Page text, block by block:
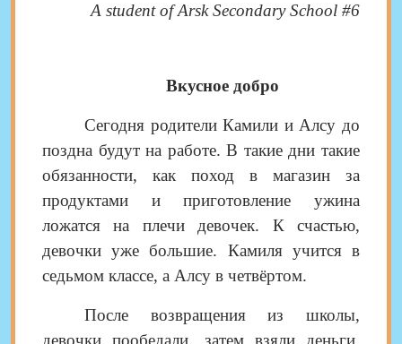
A student of Arsk Secondary School #6
Вкусное добро
Сегодня родители Камили и Алсу до
поздна будут на работе. В такие дни такие
обязанности, как поход в магазин за
продуктами и приготовление ужина
ложатся на плечи девочек. К счастью,
девочки уже большие. Камиля учится в
седьмом классе, а Алсу в четвёртом.
После возвращения из школы,
девочки пообедали, затем взяли деньги,